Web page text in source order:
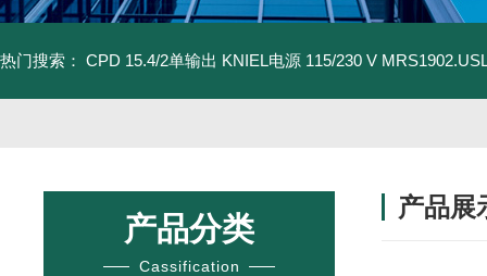
热门搜索： CPD 15.4/2单输出 KNIEL电源 115/230 V
产品分类
Cassification
产品展